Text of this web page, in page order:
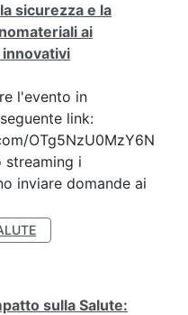
sicurezza e la
ai
innovativi
l'evento in
link:
OTg5NzU0MzY6N
streaming i
inviare domande ai
sulla Salute: